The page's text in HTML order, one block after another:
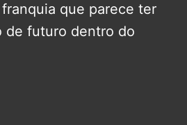
que parece ter
de futuro dentro do